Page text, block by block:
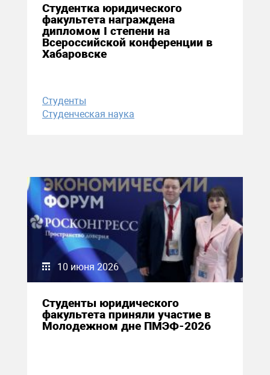
Студентка юридического
факультета награждена
дипломом I степени на
Всероссийской конференции в
Хабаровске
Студенты
Студенческая наука
10 июня 2026
Студенты юридического
факультета приняли участие в
Молодежном дне ПМЭФ-2026